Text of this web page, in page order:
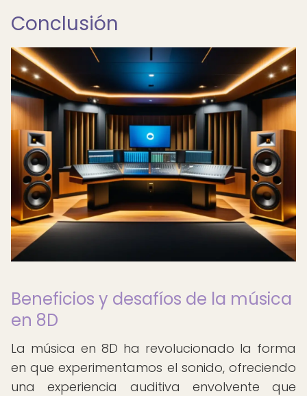
Conclusión
Beneficios y desafíos de la música
en 8D
La música en 8D ha revolucionado la forma
en que experimentamos el sonido, ofreciendo
una experiencia auditiva envolvente que